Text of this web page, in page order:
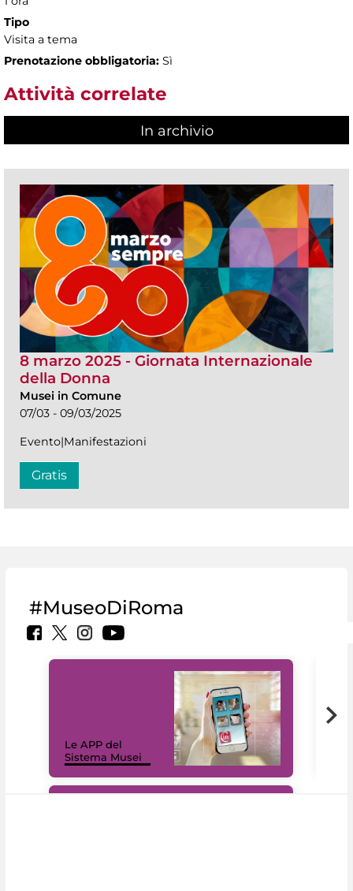
Tipo
Visita a tema
Prenotazione obbligatoria: Sì
Attività correlate
In archivio
8 marzo 2025 - Giornata Internazionale
della Donna
Musei in Comune
07/03 - 09/03/2025
Evento|Manifestazioni
Gratis
#MuseoDiRoma
Le APP del
Sistema Musei